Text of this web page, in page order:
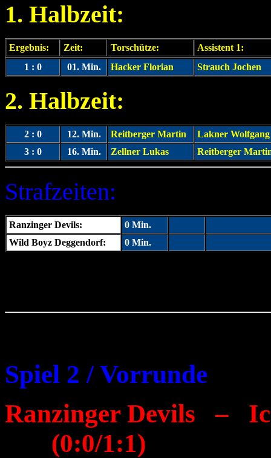
1. Halbzeit:
Ergebnis: Zeit: Torschütze:
Assistent 1:
1 : 0
01. Min. Hacker Florian Strauch Jochen
2. Halbzeit:
2 : 0 12. Min. Reitberger Martin
Lakner Wolfgang
3 : 0
16. Min. Zellner Lukas Reitberger
Strafzeiten:
Ranzinger Devils: 0 Min.
Wild Boyz Deggendorf:
0 Min.
Spiel 2 / Vorrunde
Ranzinger Devils –
(0:0/1:1)